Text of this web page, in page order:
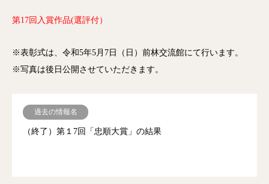
第17回入賞作品(選評付）
※表彰式は、令和5年5月7日（日）前林交流館にて行います。
※写真は後日公開させていただきます。
過去の情報名
（終了）第１7回「忠順大賞」の結果